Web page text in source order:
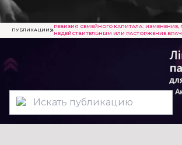
ПУБЛИКАЦИИ
РЕВИЗИЯ СЕМЕЙНОГО КАПИТАЛА: ИЗМЕНЕНИЕ,
НЕДЕЙСТВИТЕЛЬНЫМ ИЛИ РАСТОРЖЕНИЕ